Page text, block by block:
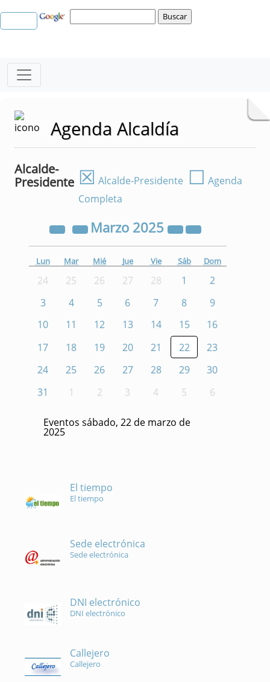
Agenda Alcaldía
Alcalde-
Presidente ☒ Alcalde-Presidente ☐ Agenda
Completa
Marzo 2025
Lun Mar Mié Jue Vie Sáb Dom
24 25 26 27 28 1
2
3
4 5 6 7 8
9
10
11 12 13 14 15
16
17
18 19 20 21 22
23
24
25 26 27 28 29
30
31
1 2 3 4 5 6
Eventos sábado, 22 de marzo de
2025
El tiempo
El tiempo
Sede electrónica
Sede electrónica
DNI electrónico
DNI electrónico
Callejero
Callejero